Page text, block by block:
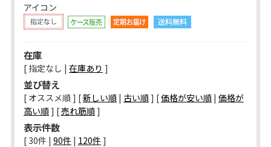
アイコン
在庫
[ 指定なし | 在庫あり ]
並び替え
[ オススメ順 ] [新しい順| 古い順] [価格が安い順| 価格が
高い順] [売れ筋順]
表示件数
[ 30件 | 90件 | 120件 ]